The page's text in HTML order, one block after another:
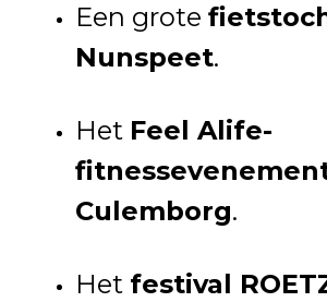
Een grote
Nunspeet.
Het Feel Alife-
Culemborg.
Het festival